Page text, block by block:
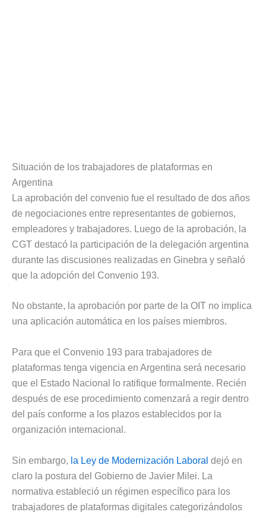
Situación de los trabajadores de plataformas en
Argentina
La aprobación del convenio fue el resultado de dos años
de negociaciones entre representantes de gobiernos,
empleadores y trabajadores. Luego de la aprobación, la
CGT destacó la participación de la delegación argentina
durante las discusiones realizadas en Ginebra y señaló
que la adopción del Convenio 193.
No obstante, la aprobación por parte de la OIT no implica
una aplicación automática en los países miembros.
Para que el Convenio 193 para trabajadores de
plataformas tenga vigencia en Argentina será necesario
que el Estado Nacional lo ratifique formalmente. Recién
después de ese procedimiento comenzará a regir dentro
del país conforme a los plazos establecidos por la
organización internacional.
Sin embargo, la Ley de Modernización Laboral dejó en
claro la postura del Gobierno de Javier Milei. La
normativa estableció un régimen específico para los
trabajadores de plataformas digitales categorizándolos